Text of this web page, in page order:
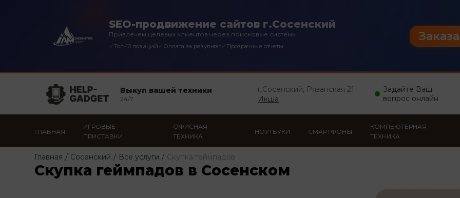
SEO-продвижение сайтов г.Сосенский
Привлечем целевых клиентов через поисковые системы
✓Топ-10 позиций ✓ Оплата за результат✓ Прозрачные отчеты
Выкуп вашей техники
24/7
г.Сосенский, Рязанская 21
Икша
Задайте Ваш
вопрос онлайн
ГЛАВНАЯ
ИГРОВЫЕ
ПРИСТАВКИ
ОФИСНАЯ
ТЕХНИКА
НОУТБУКИ СМАРТФОНЫ
КОМПЬЮТЕРНАЯ
ТЕХНИКА
Главная / Сосенский / Все услуги / Скупка геймпадов
Скупка геймпадов в Сосенском